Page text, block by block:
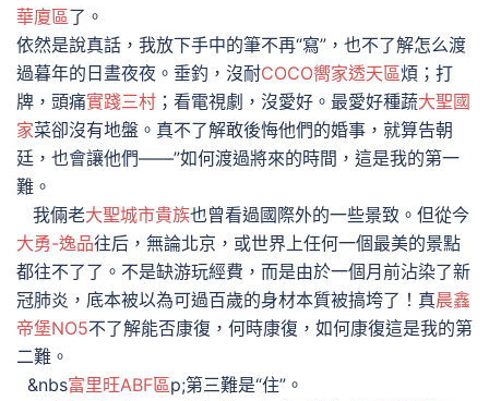
華廈區了。
依然是說真話，我放下手中的筆不再“寫”，也不了解怎么渡
過暮年的日晝夜夜。垂釣，沒耐COCO嚮家透天區煩；打
牌，頭痛實踐三村 ；看電視劇，沒愛好。最愛好種蔬大聖國
家菜卻沒有地盤。真不了解敢後悔他們的婚事，就算告朝
廷，也會讓他們——”如何渡過將來的時間，這是我的第一
難。
我倆老大聖城市貴族也曾看過國際外的一些景致。但從今
大勇-逸品往后，無論北京，或世界上任何一個最美的景點
都往不了了。不是缺游玩經費，而是由於一個月前沾染了新
冠肺炎，底本被以為可過百歲的身材本質被搞垮了！真晨鑫
帝堡NO5不了解能否康復，何時康復，如何康復這是我的第
二難。
&nbs富里旺ABF區p;第三難是“住”。